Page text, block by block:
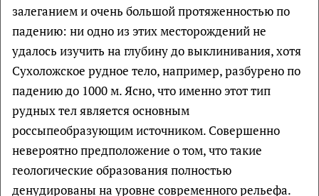
залеганием и очень большой протяженностью по
падению: ни одно из этих месторождений не
удалось изучить на глубину до выклинивания, хотя
Сухоложское рудное тело, например, разбурено по
падению до 1000 м. Ясно, что именно этот тип
рудных тел является основным
россыпеобразующим источником. Совершенно
невероятно предположение о том, что такие
геологические образования полностью
денудированы на уровне современного рельефа.